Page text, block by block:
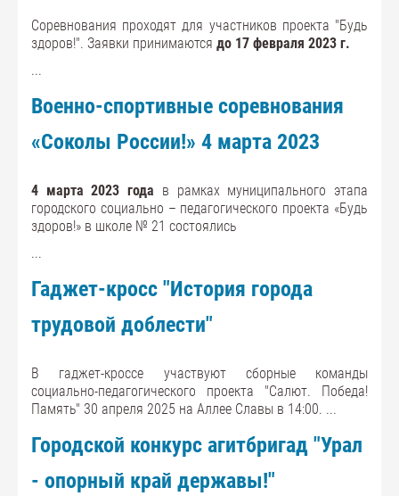
Соревнования проходят для участников проекта "Будь
здоров!". Заявки принимаются до 17 февраля 2023 г.
...
Военно-спортивные соревнования
«Соколы России!» 4 марта 2023
4 марта 2023 года в рамках муниципального этапа
городского социально – педагогического проекта «Будь
здоров!» в школе № 21 состоялись
...
Гаджет-кросс "История города
трудовой доблести"
В гаджет-кроссе участвуют сборные команды
социально-педагогического проекта "Салют. Победа!
Память" 30 апреля 2025 на Аллее Славы в 14:00. ...
Городской конкурс агитбригад "Урал
- опорный край державы!"